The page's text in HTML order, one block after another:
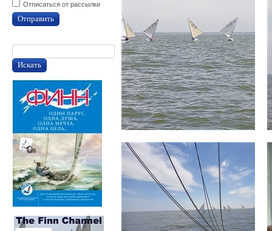
Отписаться от рассылки
Отправить
Искать